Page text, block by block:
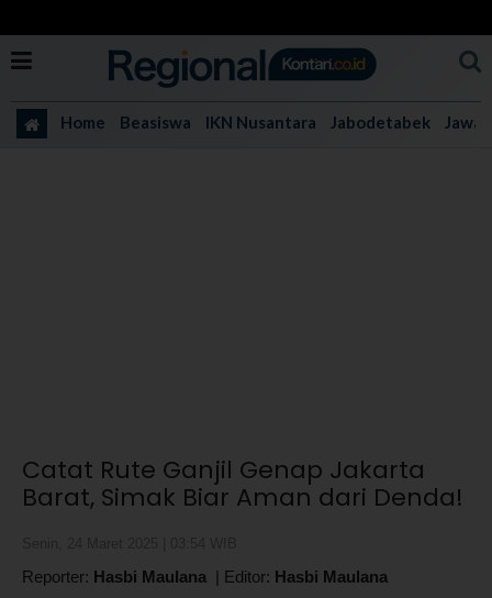
Home Beasiswa IKN Nusantara Jabodetabek Jawa
Catat Rute Ganjil Genap Jakarta
Barat, Simak Biar Aman dari Denda!
Reporter: Hasbi Maulana | Editor: Hasbi Maulana